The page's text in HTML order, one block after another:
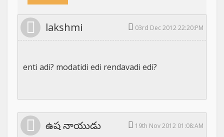
lakshmi 03rd Dec 2012 22:20:PM
enti adi? modatidi edi rendavadi edi?
ఉష నాయుడు 19th Nov 2012 01:08:AM